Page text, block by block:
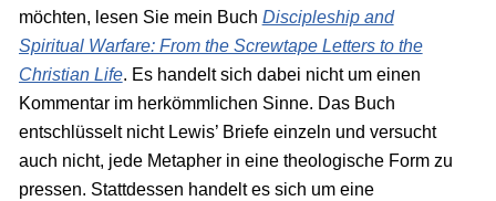
möchten, lesen Sie mein Buch Discipleship and
Spiritual Warfare: From the Screwtape Letters to the
Christian Life. Es handelt sich dabei nicht um einen
Kommentar im herkömmlichen Sinne. Das Buch
entschlüsselt nicht Lewis’ Briefe einzeln und versucht
auch nicht, jede Metapher in eine theologische Form zu
pressen. Stattdessen handelt es sich um eine